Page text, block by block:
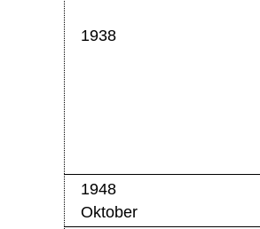
1938
1948
Oktober